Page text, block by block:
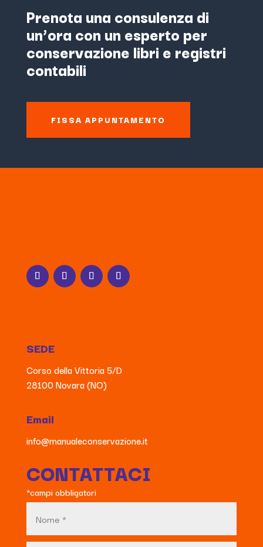
Prenota una consulenza di
un’ora con un esperto per
conservazione libri e registri
contabili
FISSA APPUNTAMENTO
SEDE
Corso della Vittoria 5/D
28100 Novara (NO)
Email
info@manualeconservazione.it
CONTATTACI
*campi obbligatori